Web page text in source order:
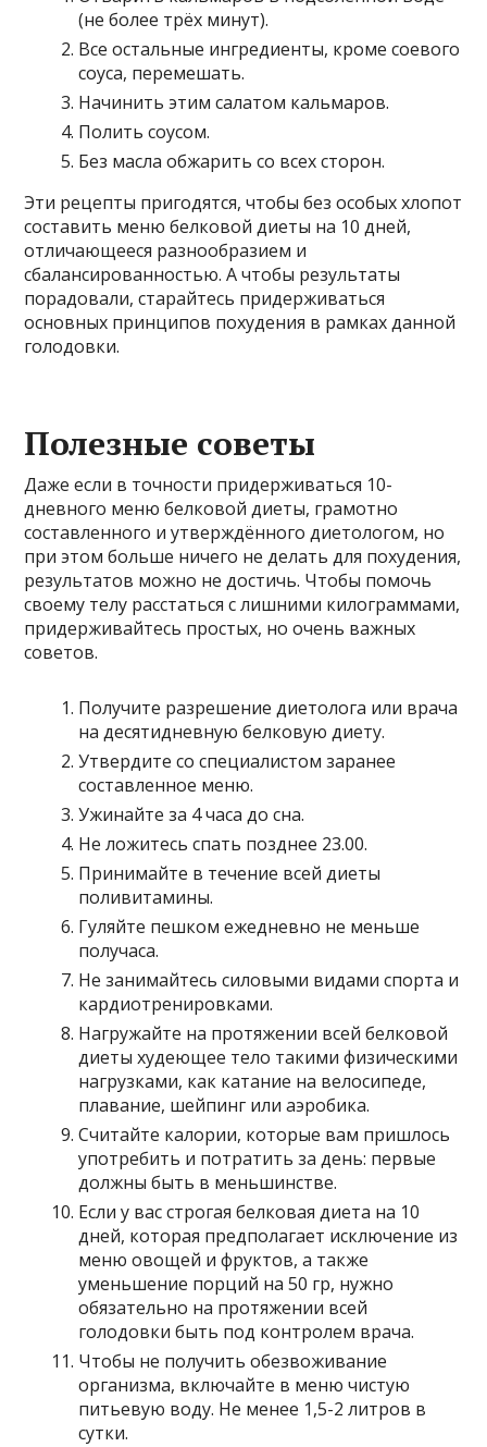
(не более трёх минут).
Все остальные ингредиенты, кроме соевого
соуса, перемешать.
Начинить этим салатом кальмаров.
Полить соусом.
Без масла обжарить со всех сторон.
Эти рецепты пригодятся, чтобы без особых хлопот
составить меню белковой диеты на 10 дней,
отличающееся разнообразием и
сбалансированностью. А чтобы результаты
порадовали, старайтесь придерживаться
основных принципов похудения в рамках данной
голодовки.
Полезные советы
Даже если в точности придерживаться 10-
дневного меню белковой диеты, грамотно
составленного и утверждённого диетологом, но
при этом больше ничего не делать для похудения,
результатов можно не достичь. Чтобы помочь
своему телу расстаться с лишними килограммами,
придерживайтесь простых, но очень важных
советов.
Получите разрешение диетолога или врача
на десятидневную белковую диету.
Утвердите со специалистом заранее
составленное меню.
Ужинайте за 4 часа до сна.
Не ложитесь спать позднее 23.00.
Принимайте в течение всей диеты
поливитамины.
Гуляйте пешком ежедневно не меньше
получаса.
Не занимайтесь силовыми видами спорта и
кардиотренировками.
Нагружайте на протяжении всей белковой
диеты худеющее тело такими физическими
нагрузками, как катание на велосипеде,
плавание, шейпинг или аэробика.
Считайте калории, которые вам пришлось
употребить и потратить за день: первые
должны быть в меньшинстве.
Если у вас строгая белковая диета на 10
дней, которая предполагает исключение из
меню овощей и фруктов, а также
уменьшение порций на 50 гр, нужно
обязательно на протяжении всей
голодовки быть под контролем врача.
Чтобы не получить обезвоживание
организма, включайте в меню чистую
питьевую воду. Не менее 1,5-2 литров в
сутки.